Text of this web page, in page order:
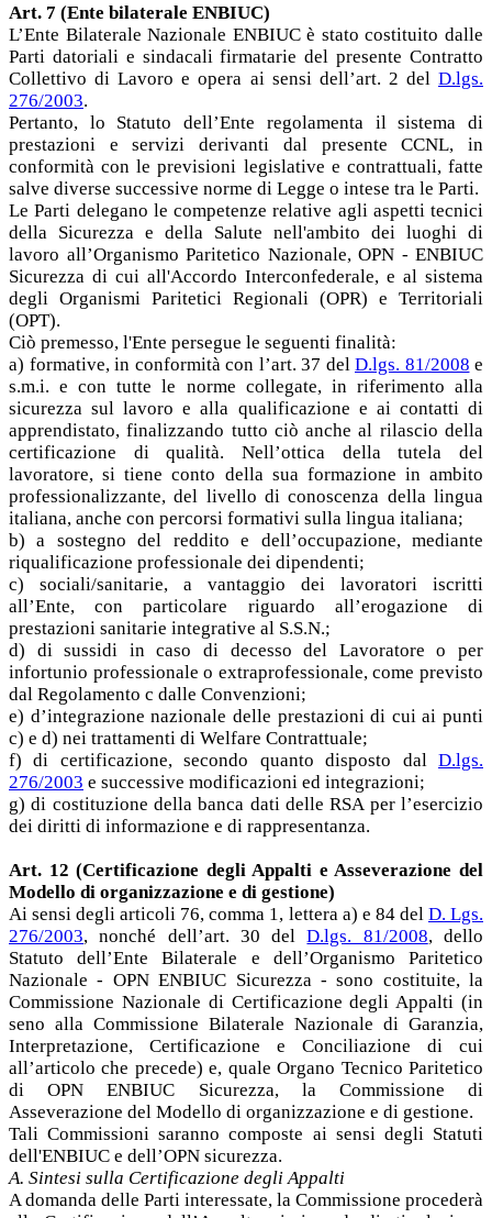
Art. 7 (Ente bilaterale ENBIUC)
L’Ente Bilaterale Nazionale ENBIUC è stato costituito dalle
Parti datoriali e sindacali firmatarie del presente Contratto
Collettivo di Lavoro e opera ai sensi dell’art. 2 del D.lgs.
276/2003.
Pertanto, lo Statuto dell’Ente regolamenta il sistema di
prestazioni e servizi derivanti dal presente CCNL, in
conformità con le previsioni legislative e contrattuali, fatte
salve diverse successive norme di Legge o intese tra le Parti.
Le Parti delegano le competenze relative agli aspetti tecnici
della Sicurezza e della Salute nell'ambito dei luoghi di
lavoro all’Organismo Paritetico Nazionale, OPN - ENBIUC
Sicurezza di cui all'Accordo Interconfederale, e al sistema
degli Organismi Paritetici Regionali (OPR) e Territoriali
(OPT).
Ciò premesso, l'Ente persegue le seguenti finalità:
a) formative, in conformità con l’art. 37 del D.lgs. 81/2008 e
s.m.i. e con tutte le norme collegate, in riferimento alla
sicurezza sul lavoro e alla qualificazione e ai contatti di
apprendistato, finalizzando tutto ciò anche al rilascio della
certificazione di qualità. Nell’ottica della tutela del
lavoratore, si tiene conto della sua formazione in ambito
professionalizzante, del livello di conoscenza della lingua
italiana, anche con percorsi formativi sulla lingua italiana;
b) a sostegno del reddito e dell’occupazione, mediante
riqualificazione professionale dei dipendenti;
c) sociali/sanitarie, a vantaggio dei lavoratori iscritti
all’Ente, con particolare riguardo all’erogazione di
prestazioni sanitarie integrative al S.S.N.;
d) di sussidi in caso di decesso del Lavoratore o per
infortunio professionale o extraprofessionale, come previsto
dal Regolamento c dalle Convenzioni;
e) d’integrazione nazionale delle prestazioni di cui ai punti
c) e d) nei trattamenti di Welfare Contrattuale;
f) di certificazione, secondo quanto disposto dal D.lgs.
276/2003 e successive modificazioni ed integrazioni;
g) di costituzione della banca dati delle RSA per l’esercizio
dei diritti di informazione e di rappresentanza.
Art. 12 (Certificazione degli Appalti e Asseverazione del
Modello di organizzazione e di gestione)
Ai sensi degli articoli 76, comma 1, lettera a) e 84 del D. Lgs.
276/2003, nonché dell’art. 30 delD.lgs. 81/2008, dello
Statuto dell’Ente Bilaterale e dell’Organismo Paritetico
Nazionale - OPN ENBIUC Sicurezza - sono costituite, la
Commissione Nazionale di Certificazione degli Appalti (in
seno alla Commissione Bilaterale Nazionale di Garanzia,
Interpretazione, Certificazione e Conciliazione di cui
all’articolo che precede) e, quale Organo Tecnico Paritetico
di OPN ENBIUC Sicurezza, la Commissione di
Asseverazione del Modello di organizzazione e di gestione.
Tali Commissioni saranno composte ai sensi degli Statuti
dell'ENBIUC e dell’OPN sicurezza.
A. Sintesi sulla Certificazione degli Appalti
A domanda delle Parti interessate, la Commissione procederà